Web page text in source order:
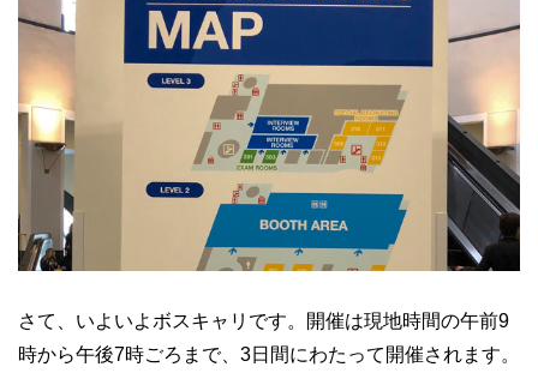
さて、いよいよボスキャリです。開催は現地時間の午前9
時から午後7時ごろまで、3日間にわたって開催されます。